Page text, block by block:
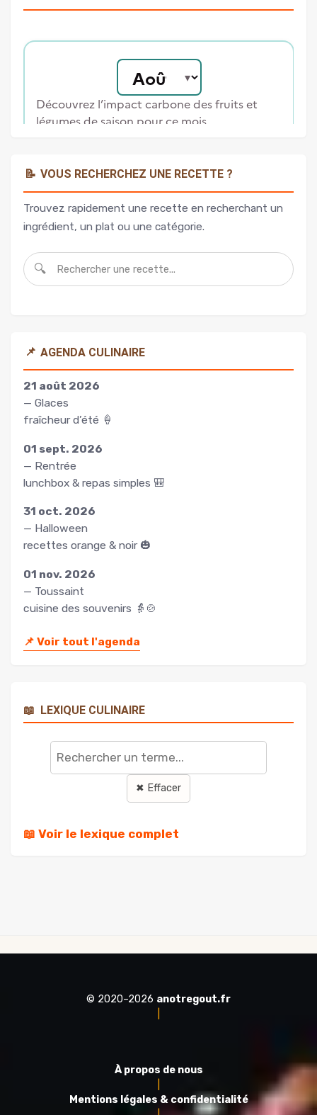
📝 VOUS RECHERCHEZ UNE RECETTE ?
Trouvez rapidement une recette en recherchant un
ingrédient, un plat ou une catégorie.
🔍
📌 AGENDA CULINAIRE
21 août 2026
— Glaces
fraîcheur d’été 🍦
01 sept. 2026
— Rentrée
lunchbox & repas simples 🎒
31 oct. 2026
— Halloween
recettes orange & noir 🎃
01 nov. 2026
— Toussaint
cuisine des souvenirs 👵🍲
📌 Voir tout l'agenda
📖 LEXIQUE CULINAIRE
Rechercher
terme
✖ Effacer
📖 Voir le lexique complet
© 2020–2026 anotregout.fr
À propos de nous
Mentions légales & confidentialité